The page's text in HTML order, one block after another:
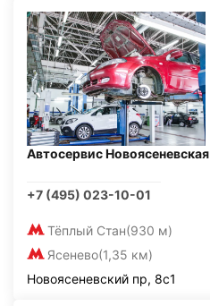
Автосервис Новоясеневская
+7 (495) 023-10-01
Тёплый Стан(930 м)
Ясенево(1,35 км)
Новоясеневский пр, 8с1